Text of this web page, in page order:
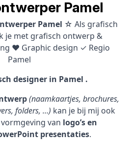
Pamel
Pamel ☆ Als grafisch
je met grafisch ontwerp &
♥ Graphic design ✓ Regio
Pamel
designer in Pamel .
(naamkaartjes, brochures,
folders, …) kan je bij mij ook
van logo’s en
presentaties.